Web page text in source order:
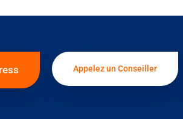
Appelez un Conseiller